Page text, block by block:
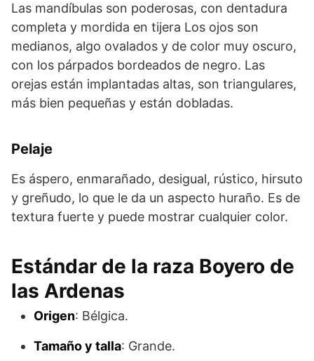
Las mandíbulas son poderosas, con dentadura
completa y mordida en tijera Los ojos son
medianos, algo ovalados y de color muy os­curo,
con los párpados bordeados de negro. Las
orejas están implantadas altas, son triangulares,
más bien pequeñas y están dobladas.
Pelaje
Es áspero, enmarañado, desigual, rústico, hirsuto
y greñudo, lo que le da un aspecto huraño. Es de
textura fuerte y puede mostrar cualquier color.
Estándar de la raza Boyero de
las Ardenas
Origen: Bélgica.
Tamaño y talla: Grande.